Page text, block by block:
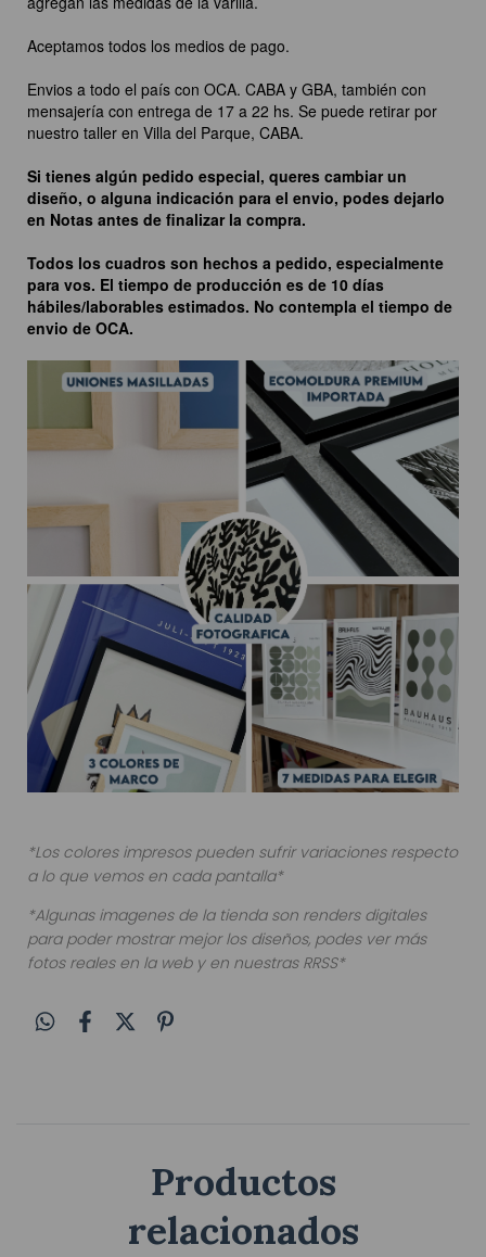
Aceptamos todos los medios de pago.
Envios a todo el país con OCA. CABA y GBA, también con
mensajería con entrega de 17 a 22 hs. Se puede retirar por
nuestro taller en Villa del Parque, CABA.
Si tienes algún pedido especial, queres cambiar un
diseño, o alguna indicación para el envio, podes dejarlo
en Notas antes de finalizar la compra.
Todos los cuadros son hechos a pedido, especialmente
para vos. El tiempo de producción es de 10 días
hábiles/laborables estimados. No contempla el tiempo de
envio de OCA.
*Los colores impresos pueden sufrir variaciones respecto
a lo que vemos en cada pantalla*
*Algunas imagenes de la tienda son renders digitales
para poder mostrar mejor los diseños, podes ver más
fotos reales en la web y en nuestras RRSS*
Productos
relacionados